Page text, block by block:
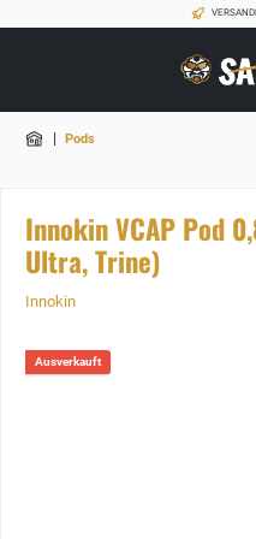
| Pods
Innokin VCAP Pod
Ultra, Trine)
Innokin
Ausverkauft